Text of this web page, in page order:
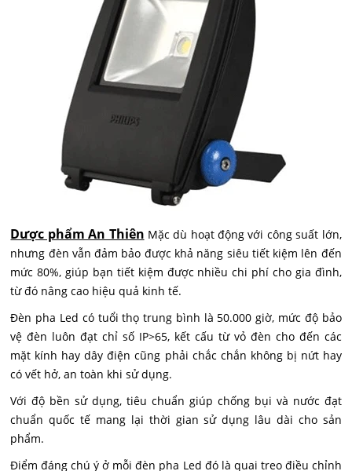
Dược phẩm An Thiên Mặc dù hoạt động với công suất lớn,
nhưng đèn vẫn đảm bảo được khả năng siêu tiết kiệm lên đến
mức 80%, giúp bạn tiết kiệm được nhiều chi phí cho gia đình,
từ đó nâng cao hiệu quả kinh tế.
Đèn pha Led có tuổi thọ trung bình là 50.000 giờ, mức độ bảo
vệ đèn luôn đạt chỉ số IP>65, kết cấu từ vỏ đèn cho đến các
mặt kính hay dây điện cũng phải chắc chắn không bị nứt hay
có vết hở, an toàn khi sử dụng.
Với độ bền sử dụng, tiêu chuẩn giúp chống bụi và nước đạt
chuẩn quốc tế mang lại thời gian sử dụng lâu dài cho sản
phẩm.
Điểm đáng chú ý ở mỗi đèn pha Led đó là quai treo điều chỉnh